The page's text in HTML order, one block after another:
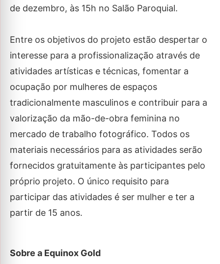
de dezembro, às 15h no Salão Paroquial.
Entre os objetivos do projeto estão despertar o
interesse para a profissionalização através de
atividades artísticas e técnicas, fomentar a
ocupação por mulheres de espaços
tradicionalmente masculinos e contribuir para a
valorização da mão-de-obra feminina no
mercado de trabalho fotográfico. Todos os
materiais necessários para as atividades serão
fornecidos gratuitamente às participantes pelo
próprio projeto. O único requisito para
participar das atividades é ser mulher e ter a
partir de 15 anos.
Sobre a Equinox Gold